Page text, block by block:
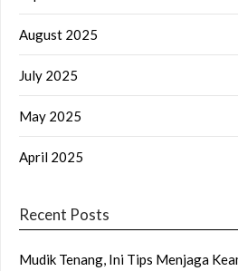
August 2025
July 2025
May 2025
April 2025
Recent Posts
Mudik Tenang, Ini Tips Menjaga